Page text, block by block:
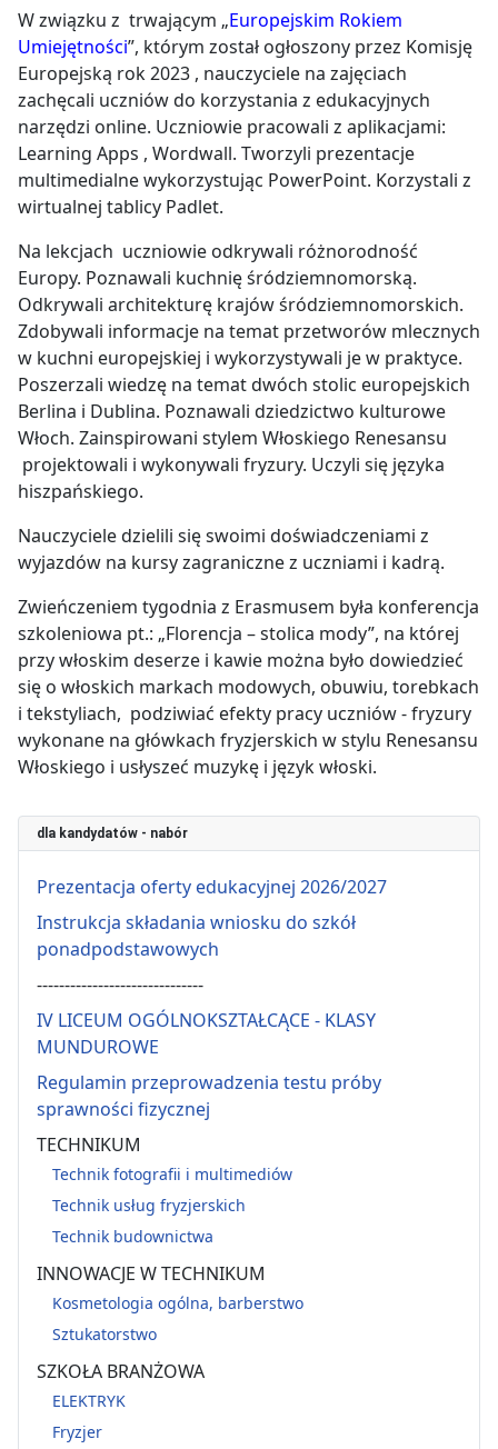
W związku z trwającym „Europejskim Rokiem
Umiejętności”, którym został ogłoszony przez Komisję
Europejską rok 2023 , nauczyciele na zajęciach
zachęcali uczniów do korzystania z edukacyjnych
narzędzi online. Uczniowie pracowali z aplikacjami:
Learning Apps , Wordwall. Tworzyli prezentacje
multimedialne wykorzystując PowerPoint. Korzystali z
wirtualnej tablicy Padlet.
Na lekcjach uczniowie odkrywali różnorodność
Europy. Poznawali kuchnię śródziemnomorską.
Odkrywali architekturę krajów śródziemnomorskich.
Zdobywali informacje na temat przetworów mlecznych
w kuchni europejskiej i wykorzystywali je w praktyce.
Poszerzali wiedzę na temat dwóch stolic europejskich
Berlina i Dublina. Poznawali dziedzictwo kulturowe
Włoch. Zainspirowani stylem Włoskiego Renesansu
projektowali i wykonywali fryzury. Uczyli się języka
hiszpańskiego.
Nauczyciele dzielili się swoimi doświadczeniami z
wyjazdów na kursy zagraniczne z uczniami i kadrą.
Zwieńczeniem tygodnia z Erasmusem była konferencja
szkoleniowa pt.: „Florencja – stolica mody”, na której
przy włoskim deserze i kawie można było dowiedzieć
się o włoskich markach modowych, obuwiu, torebkach
i tekstyliach, podziwiać efekty pracy uczniów - fryzury
wykonane na główkach fryzjerskich w stylu Renesansu
Włoskiego i usłyszeć muzykę i język włoski.
dla kandydatów - nabór
Prezentacja oferty edukacyjnej 2026/2027
Instrukcja składania wniosku do szkół
ponadpodstawowych
------------------------------
IV LICEUM OGÓLNOKSZTAŁCĄCE - KLASY
MUNDUROWE
Regulamin przeprowadzenia testu próby
sprawności fizycznej
TECHNIKUM
Technik fotografii i multimediów
Technik usług fryzjerskich
Technik budownictwa
INNOWACJE W TECHNIKUM
Kosmetologia ogólna, barberstwo
Sztukatorstwo
SZKOŁA BRANŻOWA
ELEKTRYK
Fryzjer